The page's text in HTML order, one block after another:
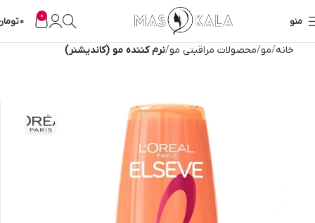
منو 0
0
خانه مو محصولات مراقبتی مو نرم کننده مو (کاندیشنر)